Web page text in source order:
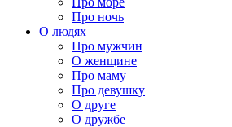
Про ночь
О людях
Про мужчин
О женщине
Про маму
Про девушку
О друге
О дружбе